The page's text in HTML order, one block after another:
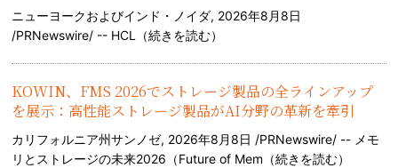
ニューヨークおよびインド・ノイダ, 2026年8月8日
/PRNewswire/ -- HCL（続きを読む）
KOWIN、FMS 2026でストレージ製品の全ラインアップ
を展示：高性能ストレージ製品がAI分野の革新を牽引
カリフォルニア州サンノゼ, 2026年8月8日 /PRNewswire/ -- メモ
リとストレージの未来2026（Future of Mem（続きを読む）